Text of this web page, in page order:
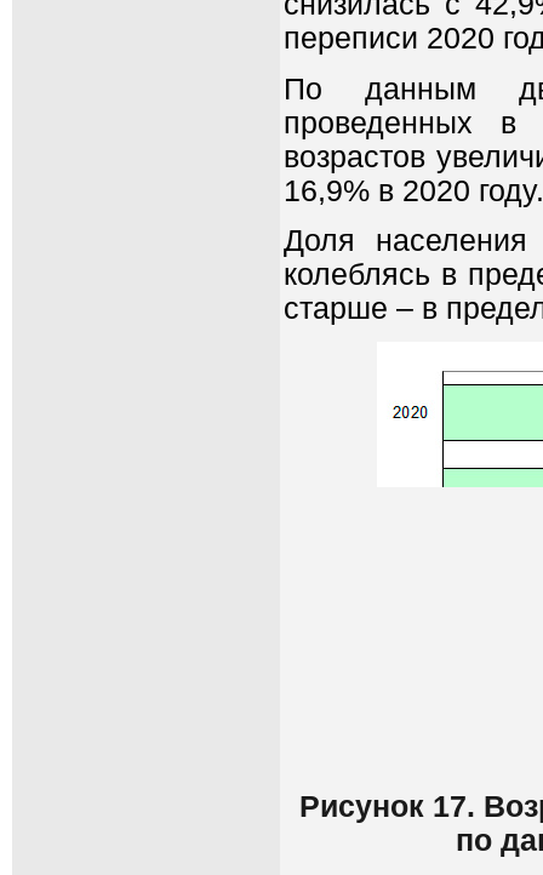
переписи 2020
По данным
проведенных в
возрастов
16,9% в 2020 году.
Доля
колеблясь в
старше – в
Рисунок 17.
по